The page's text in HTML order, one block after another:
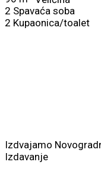
2 Spavaća soba
2 Kupaonica/toalet
Izdvajamo
Izdavanje